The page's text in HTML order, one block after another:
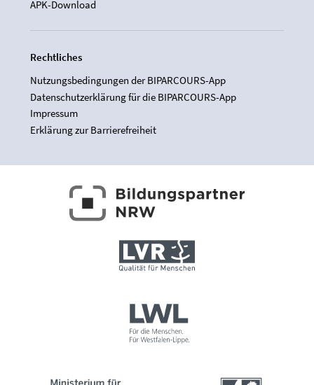
APK-Download
Rechtliches
Nutzungsbedingungen der BIPARCOURS-App
Datenschutzerklärung für die BIPARCOURS-App
Impressum
Erklärung zur Barrierefreiheit